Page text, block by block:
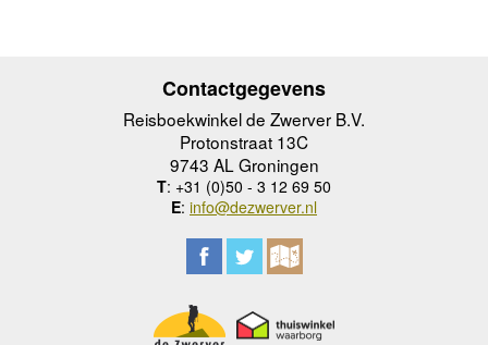
Contactgegevens
Reisboekwinkel de Zwerver B.V.
Protonstraat 13C
9743 AL Groningen
T: +31 (0)50 - 3 12 69 50
E: info@dezwerver.nl